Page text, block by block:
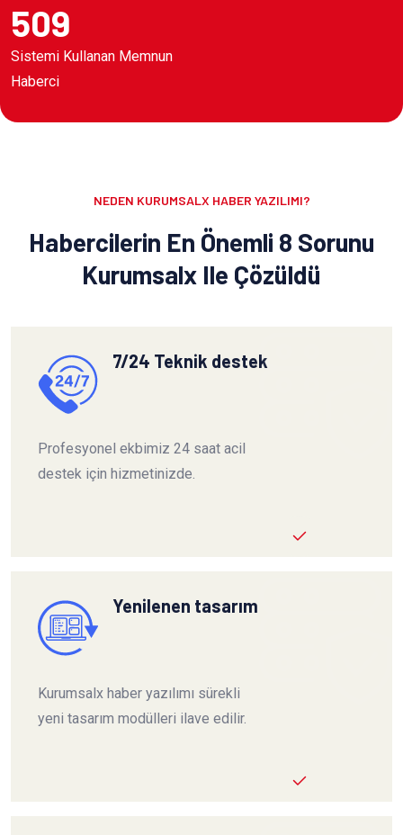
509
Sistemi Kullanan Memnun
Haberci
NEDEN KURUMSALX HABER YAZILIMI?
Habercilerin En Önemli 8 Sorunu
Kurumsalx Ile Çözüldü
7/24 Teknik destek
Profesyonel ekbimiz 24 saat acil
destek için hizmetinizde.
Yenilenen tasarım
Kurumsalx haber yazılımı sürekli
yeni tasarım modülleri ilave edilir.